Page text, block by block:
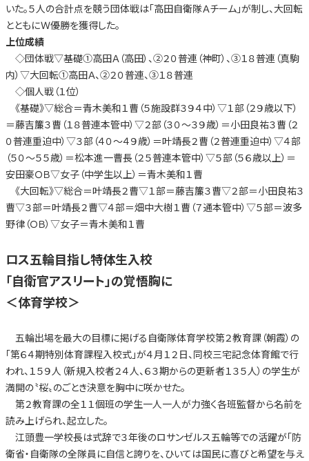
いた。５人の合計点を競う団体戦は「高田自衛隊Ａチーム」が制し、大回転
とともにＷ優勝を獲得した。
上位成績
◇団体戦▽基礎①高田Ａ（高田）、②２０普連（神町）、③１８普連（真駒
内）▽大回転①高田Ａ、②２０普連、③１８普連
◇個人戦（１位）
《基礎》▽総合＝青木美和１曹（５施設群３９４中）▽１部（２９歳以下）
＝藤吉簾３曹（１８普連本管中）▽２部（３０～３９歳）＝小田良祐３曹（２
０普連重迫中）▽３部（４０～４９歳）＝叶靖長２曹（２普連重迫中）▽４部
（５０～５５歳）＝松本進一曹長（２５普連本管中）▽５部（５６歳以上）＝
安田豪ＯＢ▽女子（中学生以上）＝青木美和１曹
《大回転》▽総合＝叶靖長２曹▽１部＝藤吉簾３曹▽２部＝小田良祐３
曹▽３部＝叶靖長２曹▽４部＝畑中大樹１曹（７通本管中）▽５部＝波多
野律（ＯＢ）▽女子＝青木美和１曹
ロス五輪目指し特体生入校
「自衛官アスリート」の覚悟胸に
＜体育学校＞
五輪出場を最大の目標に掲げる自衛隊体育学校第２教育課（朝霞）の
「第６４期特別体育課程入校式」が４月１２日、同校三宅記念体育館で行
われ、１５９人（新規入校者２４人、６３期からの更新者１３５人）の学生が
満開の〝桜〟のごとき決意を胸中に咲かせた。
第２教育課の全１１個班の学生一人一人が力強く各班監督から名前を
読み上げられ、起立した。
江頭豊一学校長は式辞で３年後のロサンゼルス五輪等での活躍が「防
衛省・自衛隊の全隊員に自信と誇りを、ひいては国民に喜びと希望を与え